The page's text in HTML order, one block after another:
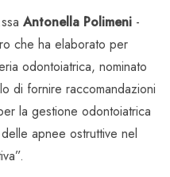
Antonella Polimeni -
che ha elaborato per
odontoiatrica, nominato
di fornire raccomandazioni
la gestione odontoiatrica
apnee ostruttive nel